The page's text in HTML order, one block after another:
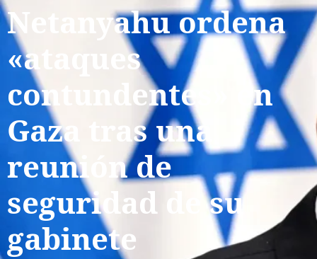
Netanyahu ordena
«ataques
contundentes» en
Gaza tras una
reunión de
seguridad de su
gabinete